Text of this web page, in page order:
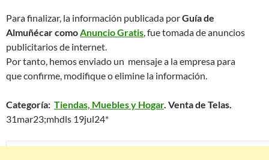
Para finalizar, la información publicada porGuía de
Almuñécar como Anuncio Gratis , fue tomada de anuncios
publicitarios de internet.
Por tanto, hemos enviado un mensaje a la empresa para
que confirme, modifique o elimine la información.
Categoría: Tiendas, Muebles y Hogar. Venta de Telas.
31mar23;mhdls 19jul24*